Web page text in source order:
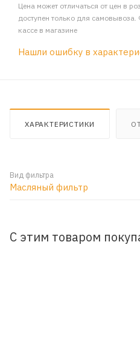
Цена может отличаться от цен в
доступен только для самовывоза.
кассе в магазине
Нашли ошибку в
ХАРАКТЕРИСТИКИ
Вид фильтра
Масляный фильтр
С этим товаром